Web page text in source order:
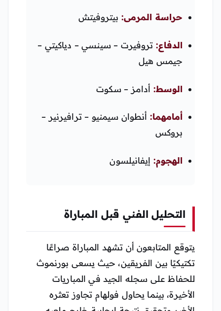
حراسة المرمى: بيتروفيتش
الدفاع: تروفيرت – سينسي – دياكيتي –
جيمس هيل
الوسط: أدامز – سكوت
أمامهما: أنطوان سيمنيو – ترافيرنير –
بروكس
الهجوم: إيفانيلسون
التحليل الفني قبل المباراة
يتوقع المتابعون أن تشهد المباراة صراعًا
تكتيكيًا بين الفريقين، حيث يسعى بورنموث
للحفاظ على سجله الجيد في المباريات
الأخيرة، بينما يحاول فولهام تجاوز تعثره